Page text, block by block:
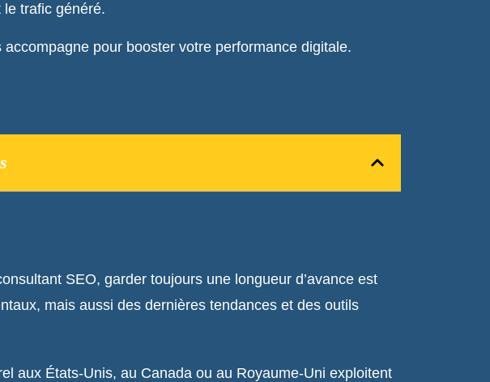
trafic généré.
pour booster votre performance digitale.
SEO, garder toujours une longueur d’avance est
mais aussi des dernières tendances et des outils
aux États-Unis, au Canada ou au Royaume-Uni exploitent